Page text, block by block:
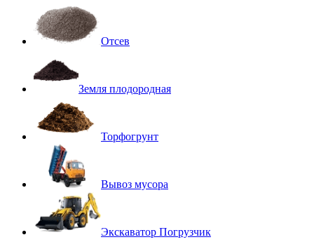
Отсев
Земля плодородная
Торфогрунт
Вывоз мусора
Экскаватор Погрузчик